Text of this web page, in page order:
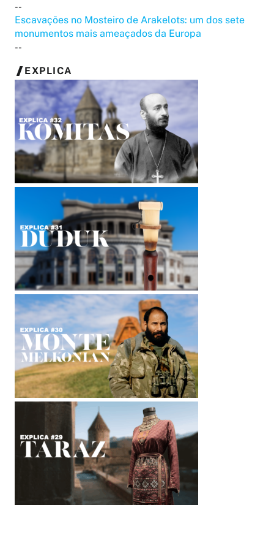
--
Escavações no Mosteiro de Arakelots: um dos sete
monumentos mais ameaçados da Europa
--
EXPLICA